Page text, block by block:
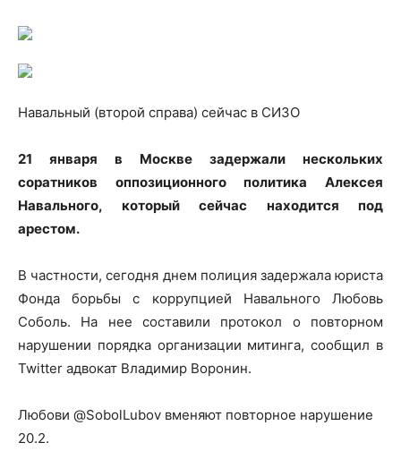
Навальный (второй справа) сейчас в СИЗО
21 января в Москве задержали нескольких
соратников оппозиционного политика Алексея
Навального, который сейчас находится под
арестом.
В частности, сегодня днем полиция задержала юриста
Фонда борьбы с коррупцией Навального Любовь
Соболь. На нее составили протокол о повторном
нарушении порядка организации митинга, сообщил в
Twitter адвокат Владимир Воронин.
Любови @SobolLubov вменяют повторное нарушение
20.2.